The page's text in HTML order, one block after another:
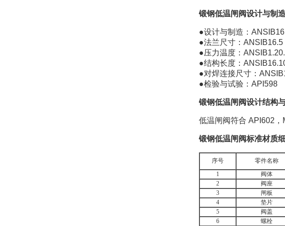
锻钢低温闸阀设计与制
●设计与制造：
●法兰尺寸：ANSIB16.5
●压力温度：
●结构长度：
●对焊连接尺寸：
●检验与试验：API598
锻钢低温闸阀设计结构
低温闸阀符合 API602，
锻钢低温闸阀标准材质
序号 零件名称
1
阀体
2
阀座
3
闸板
4
垫片
5
阀盖
6
螺栓